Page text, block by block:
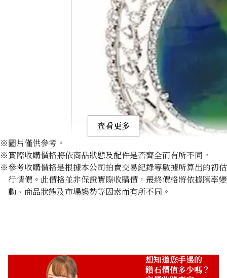
Black opal brooch 20.19 ct
查看更多
※圖片僅供參考。
※實際收購價格將依商品狀態及配件是否齊全而有所不同。
※參考收購價格是根據本公司拍賣交易紀錄等數據所算出的初估
行情價。此價格並非保證實際收購價，最終價格將依據匯率變
動、商品狀態及市場趨勢等因素而有所不同。
想知道您手邊的
鑽石價值多少嗎？